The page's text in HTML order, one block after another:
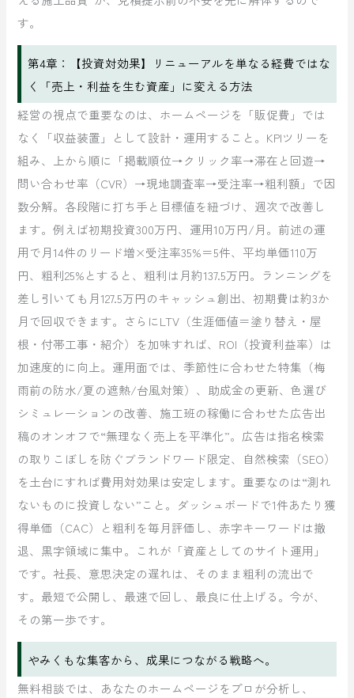
す。
第4章：【投資対効果】リニューアルを単なる経費ではな
く「売上・利益を生む資産」に変える方法
経営の視点で重要なのは、ホームページを「販促費」では
なく「収益装置」として設計・運用すること。KPIツリーを
組み、上から順に「掲載順位→クリック率→滞在と回遊→
問い合わせ率（CVR）→現地調査率→受注率→粗利額」で因
数分解。各段階に打ち手と目標値を紐づけ、週次で改善し
ます。例えば初期投資300万円、運用10万円/月。前述の運
用で月14件のリード増×受注率35%＝5件、平均単価110万
円、粗利25%とすると、粗利は月約137.5万円。ランニングを
差し引いても月127.5万円のキャッシュ創出、初期費は約3か
月で回収できます。さらにLTV（生涯価値＝塗り替え・屋
根・付帯工事・紹介）を加味すれば、ROI（投資利益率）は
加速度的に向上。運用面では、季節性に合わせた特集（梅
雨前の防水/夏の遮熱/台風対策）、助成金の更新、色選び
シミュレーションの改善、施工班の稼働に合わせた広告出
稿のオンオフで“無理なく売上を平準化”。広告は指名検索
の取りこぼしを防ぐブランドワード限定、自然検索（SEO）
を土台にすれば費用対効果は安定します。重要なのは“測れ
ないものに投資しない”こと。ダッシュボードで1件あたり獲
得単価（CAC）と粗利を毎月評価し、赤字キーワードは撤
退、黒字領域に集中。これが「資産としてのサイト運用」
です。社長、意思決定の遅れは、そのまま粗利の流出で
す。最短で公開し、最速で回し、最良に仕上げる。今が、
その第一歩です。
やみくもな集客から、成果につながる戦略へ。
無料相談では、あなたのホームページをプロが分析し、